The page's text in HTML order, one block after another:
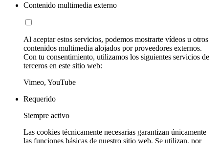
Contenido multimedia externo
Al aceptar estos servicios, podemos mostrarte vídeos u otros
contenidos multimedia alojados por proveedores externos.
Con tu consentimiento, utilizamos los siguientes servicios de
terceros en este sitio web:
Vimeo, YouTube
Requerido
Siempre activo
Las cookies técnicamente necesarias garantizan únicamente
las funciones básicas de nuestro sitio web. Se utilizan, por